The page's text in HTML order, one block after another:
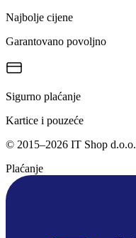
Najbolje cijene
Garantovano povoljno
Sigurno plaćanje
Kartice i pouzeće
© 2015–2026 IT Shop d.o.o.
Plaćanje